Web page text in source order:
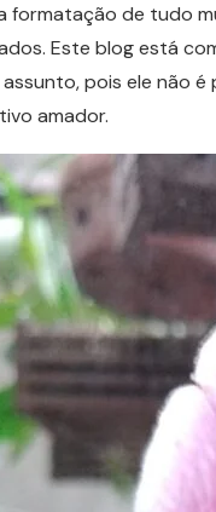
formatação de tudo
Este blog está
pois ele não
amador.